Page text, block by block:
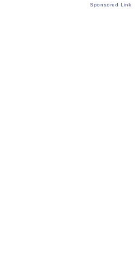
Sponsored Link